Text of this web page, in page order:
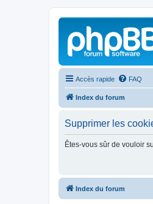
Accès rapide FAQ
Index du forum
Supprimer les
Êtes-vous sûr de vouloir
Index du forum